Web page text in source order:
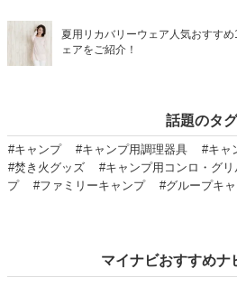
夏用リカバリーウェア人気おすす
ェアをご紹介！
話題のタグ
#キャンプ #キャンプ用調理器具 #キャ
#焚き火グッズ
#キャンプ用コンロ・グリ
プ
#ファミリーキャンプ #グループキ
マイナビおすすめナ